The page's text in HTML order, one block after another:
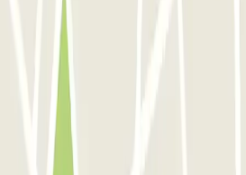
notés à Paris